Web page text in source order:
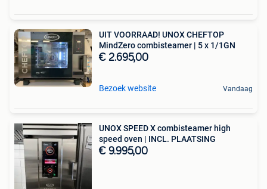
UIT VOORRAAD! UNOX CHEFTOP
MindZero combisteamer | 5 x 1/1GN
€ 2.695,00
Bezoek website Vandaag
UNOX SPEED X combisteamer high
speed oven | INCL. PLAATSING
€ 9.995,00